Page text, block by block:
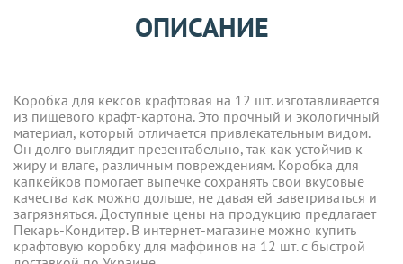
ОПИСАНИЕ
Коробка для кексов крафтовая на 12 шт. изготавливается
из пищевого крафт-картона. Это прочный и экологичный
материал, который отличается привлекательным видом.
Он долго выглядит презентабельно, так как устойчив к
жиру и влаге, различным повреждениям. Коробка для
капкейков помогает выпечке сохранять свои вкусовые
качества как можно дольше, не давая ей заветриваться и
загрязняться. Доступные цены на продукцию предлагает
Пекарь-Кондитер. В интернет-магазине можно купить
крафтовую коробку для маффинов на 12 шт. с быстрой